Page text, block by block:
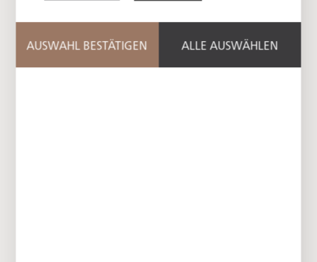
AUSWAHL BESTÄTIGEN ALLE AUSWÄHLEN